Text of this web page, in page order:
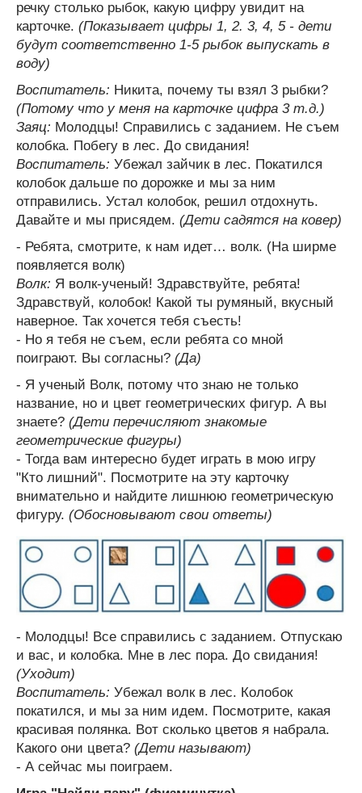
речку столько рыбок, какую цифру увидит на
карточке. (Показывает цифры 1, 2. 3, 4, 5 - дети
будут соответственно 1-5 рыбок выпускать в
воду)
Воспитатель: Никита, почему ты взял 3 рыбки?
(Потому что у меня на карточке цифра 3 т.д.)
Заяц: Молодцы! Справились с заданием. Не съем
колобка. Побегу в лес. До свидания!
Воспитатель: Убежал зайчик в лес. Покатился
колобок дальше по дорожке и мы за ним
отправились. Устал колобок, решил отдохнуть.
Давайте и мы присядем. (Дети садятся на ковер)
- Ребята, смотрите, к нам идет… волк. (На ширме
появляется волк)
Волк: Я волк-ученый! Здравствуйте, ребята!
Здравствуй, колобок! Какой ты румяный, вкусный
наверное. Так хочется тебя съесть!
- Но я тебя не съем, если ребята со мной
поиграют. Вы согласны? (Да)
- Я ученый Волк, потому что знаю не только
название, но и цвет геометрических фигур. А вы
знаете? (Дети перечисляют знакомые
геометрические фигуры)
- Тогда вам интересно будет играть в мою игру
"Кто лишний". Посмотрите на эту карточку
внимательно и найдите лишнюю геометрическую
фигуру. (Обосновывают свои ответы)
- Молодцы! Все справились с заданием. Отпускаю
и вас, и колобка. Мне в лес пора. До свидания!
(Уходит)
Воспитатель: Убежал волк в лес. Колобок
покатился, и мы за ним идем. Посмотрите, какая
красивая полянка. Вот сколько цветов я набрала.
Какого они цвета? (Дети называют)
- А сейчас мы поиграем.